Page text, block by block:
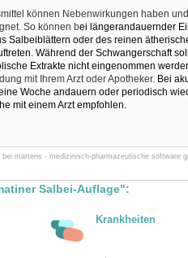
können Nebenwirkungen haben
So können bei längerandauernder
Salbeiblättern oder des reinen
Während der Schwangerschaft
Extrakte nicht eingenommen
mit Ihrem Arzt oder Apotheker. Bei
Woche andauern oder periodisch
mit einem Arzt empfohlen.
martens - medizinisch-pharmazeutische software
Salbei-Auflage":
Krankheiten